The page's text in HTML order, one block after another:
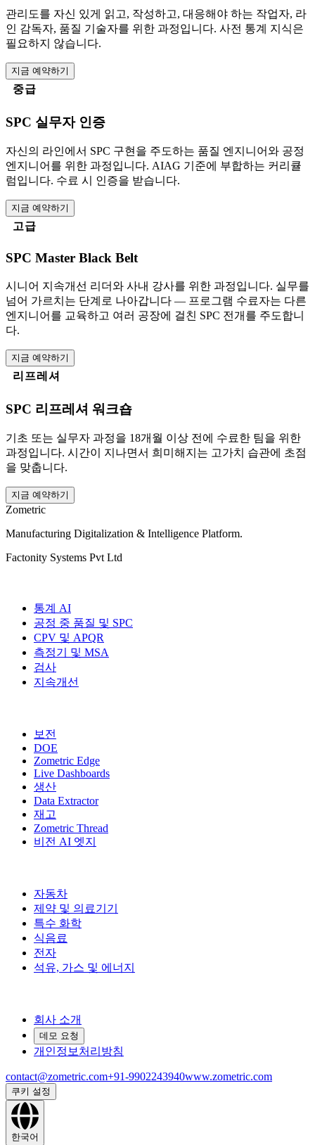
관리도를 자신 있게 읽고, 작성하고, 대응해야 하는 작업자, 라
인 감독자, 품질 기술자를 위한 과정입니다. 사전 통계 지식은
필요하지 않습니다.
지금 예약하기
중급
SPC 실무자 인증
자신의 라인에서 SPC 구현을 주도하는 품질 엔지니어와 공정
엔지니어를 위한 과정입니다. AIAG 기준에 부합하는 커리큘
럼입니다. 수료 시 인증을 받습니다.
지금 예약하기
고급
SPC Master Black Belt
시니어 지속개선 리더와 사내 강사를 위한 과정입니다. 실무를
넘어 가르치는 단계로 나아갑니다 — 프로그램 수료자는 다른
엔지니어를 교육하고 여러 공장에 걸친 SPC 전개를 주도합니
다.
지금 예약하기
리프레셔
SPC 리프레셔 워크숍
기초 또는 실무자 과정을 18개월 이상 전에 수료한 팀을 위한
과정입니다. 시간이 지나면서 희미해지는 고가치 습관에 초점
을 맞춥니다.
지금 예약하기
Zometric
Manufacturing Digitalization & Intelligence Platform.
Factonity Systems Pvt Ltd
통계 AI
공정 중 품질 및 SPC
CPV 및 APQR
측정기 및 MSA
검사
지속개선
보전
DOE
Zometric Edge
Live Dashboards
생산
Data Extractor
재고
Zometric Thread
비전 AI 엣지
자동차
제약 및 의료기기
특수 화학
식음료
전자
석유, 가스 및 에너지
회사 소개
데모 요청
개인정보처리방침
contact@zometric.com+91-9902243940www.zometric.com
쿠키 설정
한국어